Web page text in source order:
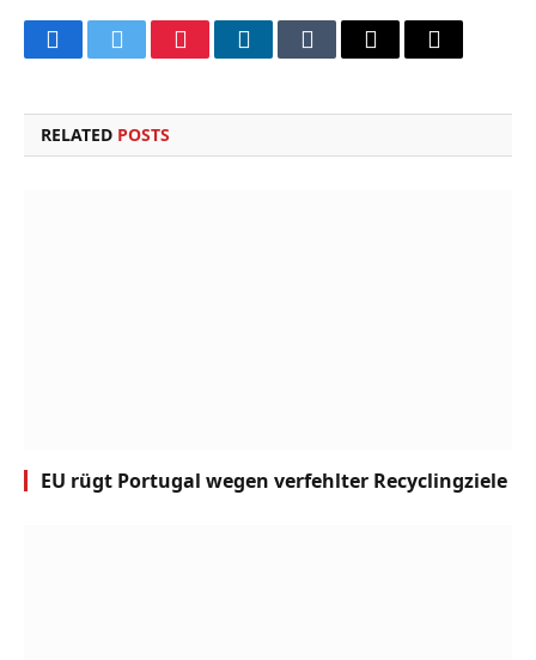
FacebookTwitterPinterestLinkedInTumblrEmail
Copy
RELATED POSTS
EU rügt Portugal wegen verfehlter Recyclingziele